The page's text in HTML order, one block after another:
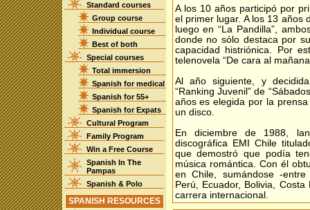
Standard courses
Group course
Individual course
Best of both
Special courses
Total immersion
Spanish for medical
Spanish for 55+
Spanish for Expats
Cultural Program
Family Program
Win a Free Course
Spanish In The
Pampas
Spanish & Polo
SPANISH RESOURCES
A los 10 años participó por
el primer lugar. A los 13 años
luego en “La Pandilla”,
donde no sólo destaca por
capacidad histriónica. Por
telenovela “De cara al
Al año siguiente, y
“Ranking Juvenil” de
años es elegida por la
un disco.
En diciembre de 1988,
discográfica EMI Chile
que demostró que podía
música romántica. Con él
en Chile, sumándose -
Perú, Ecuador, Bolivia,
carrera internacional.